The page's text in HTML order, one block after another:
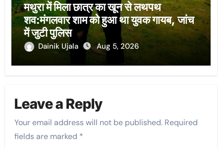
मथुरा में मिला छात्र का खून से लथपथ
शव:मंगलवार शाम को हुआ था युवक गायब, जांच
में जुटी पुलिस
Dainik Ujala Aug 5, 2026
Leave a Reply
Your email address will not be published. Required
fields are marked *